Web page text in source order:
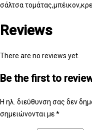
σάλτσα
Reviews
There are no reviews yet.
Be the first to
Η ηλ. διεύθυνση σας δεν
σημειώνονται με*